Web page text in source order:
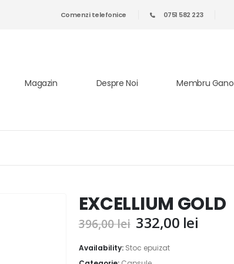
Comenzi telefonice 0751 582 223
Magazin Despre Noi Membru Gano
EXCELLIUM GOLD
396,00lei Prețul
inițial
a
332,00 lei
Availability: Stoc epuizat